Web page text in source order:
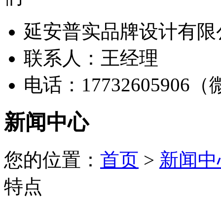
延安普实品牌设计有限
联系人：王经理
电话：17732605906（
新闻中心
您的位置： 首页 > 新闻
特点